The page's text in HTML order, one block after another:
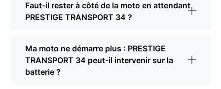
Faut-il rester à côté de la moto en attendant
PRESTIGE TRANSPORT 34 ?
Ma moto ne démarre plus : PRESTIGE
TRANSPORT 34 peut-il intervenir sur la
batterie ?